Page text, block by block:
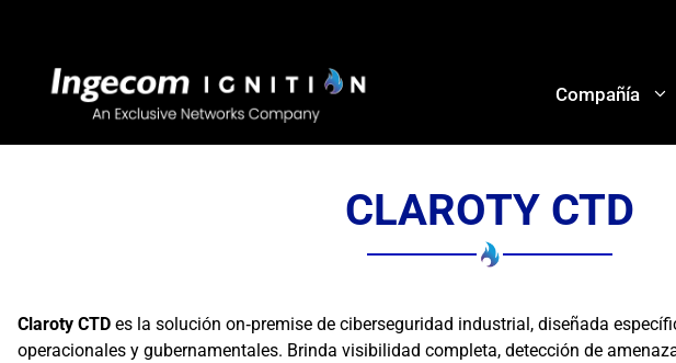
contenido
Compañía
CLAROTY CTD
Claroty CTD es la solución on‑premise de ciberseguridad industrial, diseñada
operacionales y gubernamentales. Brinda visibilidad completa, detección de